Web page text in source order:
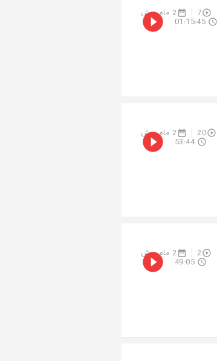
7 2 ماه پیش
01:15:45
20 2 ماه پیش
53:44
2 2 ماه پیش
49:05